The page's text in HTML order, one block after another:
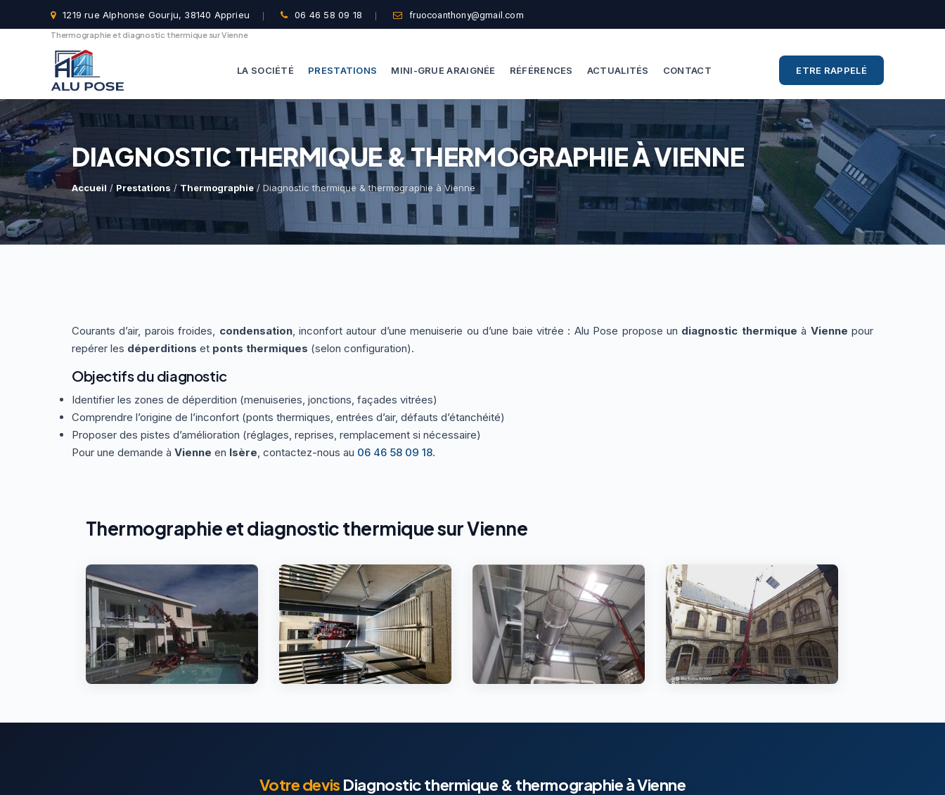
1219 rue Alphonse Gourju, 38140 Apprieu 06 46 58 09 18 fruocoanthony@gmail.com
Thermographie et diagnostic thermique sur Vienne
LA SOCIÉTÉ PRESTATIONS
Vitrine Magasin
Expertise Bris De Glace
Recherche De Fuite
MINI-GRUE ARAIGNÉE
Capacité De Levage
Accès Difficiles
Nos Formules
RÉFÉRENCES ACTUALITÉS CONTACT ETRE RAPPELÉ
DIAGNOSTIC THERMIQUE & THERMOGRAPHIE À VIENNE
Accueil / Prestations /Thermographie/ Diagnostic thermique & thermographie à Vienne
Courants d’air, parois froides, condensation, inconfort autour d’une menuiserie ou d’une baie vitrée : Alu Pose propose un diagnostic thermique à Vienne pour
repérer les déperditions et ponts thermiques (selon configuration).
Objectifs du diagnostic
Identifier les zones de déperdition (menuiseries, jonctions, façades vitrées)
Comprendre l’origine de l’inconfort (ponts thermiques, entrées d’air, défauts d’étanchéité)
Proposer des pistes d’amélioration (réglages, reprises, remplacement si nécessaire)
Pour une demande à Vienne en Isère, contactez-nous au 06 46 58 09 18.
Thermographie et diagnostic thermique sur Vienne
Votre devis Diagnostic thermique & thermographie à Vienne